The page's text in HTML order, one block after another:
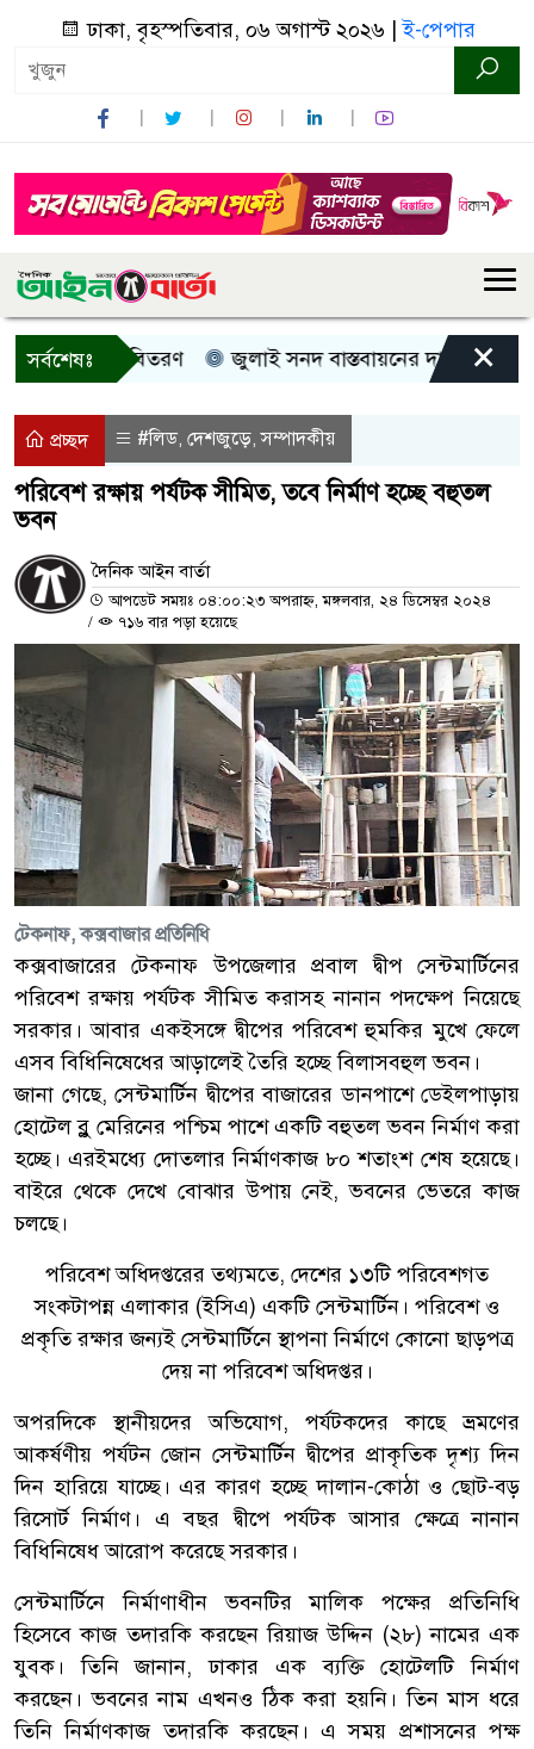
ঢাকা, বৃহস্পতিবার, ০৬ অগাস্ট ২০২৬ |ই-পেপার
সর্বশেষঃ
সহায়তা বিতরণ জুলাই সনদ বাস্তবায়নের দাবিতে ×
প্রচ্ছদ #লিড, দেশজুড়ে,সম্পাদকীয়
পরিবেশ রক্ষায় পর্যটক সীমিত, তবে নির্মাণ হচ্ছে বহুতল
ভবন
দৈনিক আইন বার্তা
আপডেট সময়ঃ ০৪:০০:২৩ অপরাহ্ন, মঙ্গলবার, ২৪ ডিসেম্বর ২০২৪
/
৭১৬ বার পড়া হয়েছে
টেকনাফ, কক্সবাজার প্রতিনিধি
কক্সবাজারের টেকনাফ উপজেলার প্রবাল দ্বীপ সেন্টমার্টিনের
পরিবেশ রক্ষায় পর্যটক সীমিত করাসহ নানান পদক্ষেপ নিয়েছে
সরকার। আবার একইসঙ্গে দ্বীপের পরিবেশ হুমকির মুখে ফেলে
এসব বিধিনিষেধের আড়ালেই তৈরি হচ্ছে বিলাসবহুল ভবন।
জানা গেছে, সেন্টমার্টিন দ্বীপের বাজারের ডানপাশে ডেইলপাড়ায়
হোটেল ব্লু মেরিনের পশ্চিম পাশে একটি বহুতল ভবন নির্মাণ করা
হচ্ছে। এরইমধ্যে দোতলার নির্মাণকাজ ৮০ শতাংশ শেষ হয়েছে।
বাইরে থেকে দেখে বোঝার উপায় নেই, ভবনের ভেতরে কাজ
চলছে।
পরিবেশ অধিদপ্তরের তথ্যমতে, দেশের ১৩টি পরিবেশগত
সংকটাপন্ন এলাকার (ইসিএ) একটি সেন্টমার্টিন। পরিবেশ ও
প্রকৃতি রক্ষার জন্যই সেন্টমার্টিনে স্থাপনা নির্মাণে কোনো ছাড়পত্র
দেয় না পরিবেশ অধিদপ্তর।
অপরদিকে স্থানীয়দের অভিযোগ, পর্যটকদের কাছে ভ্রমণের
আকর্ষণীয় পর্যটন জোন সেন্টমার্টিন দ্বীপের প্রাকৃতিক দৃশ্য দিন
দিন হারিয়ে যাচ্ছে। এর কারণ হচ্ছে দালান-কোঠা ও ছোট-বড়
রিসোর্ট নির্মাণ। এ বছর দ্বীপে পর্যটক আসার ক্ষেত্রে নানান
বিধিনিষেধ আরোপ করেছে সরকার।
সেন্টমার্টিনে নির্মাণাধীন ভবনটির মালিক পক্ষের প্রতিনিধি
হিসেবে কাজ তদারকি করছেন রিয়াজ উদ্দিন (২৮) নামের এক
যুবক। তিনি জানান, ঢাকার এক ব্যক্তি হোটেলটি নির্মাণ
করছেন। ভবনের নাম এখনও ঠিক করা হয়নি। তিন মাস ধরে
তিনি নির্মাণকাজ তদারকি করছেন। এ সময় প্রশাসনের পক্ষ